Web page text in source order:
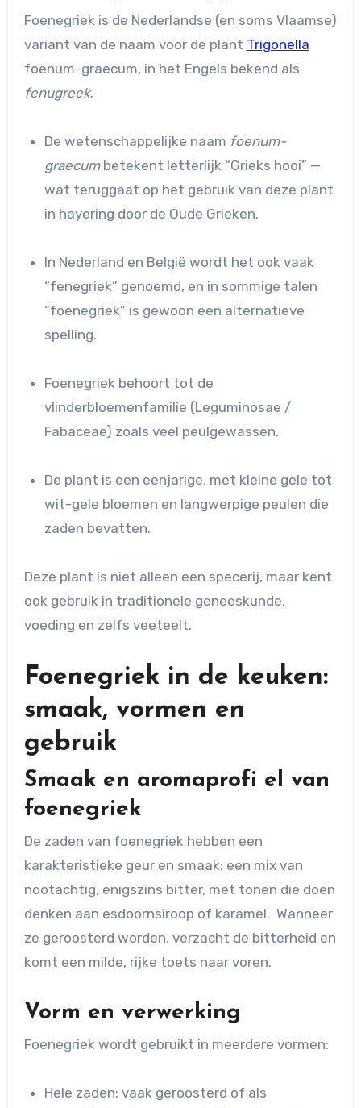
Foenegriek is de Nederlandse (en soms Vlaamse)
variant van de naam voor de plant Trigonella
foenum-graecum, in het Engels bekend als
fenugreek.
De wetenschappelijke naam foenum-
graecumbetekent letterlijk “Grieks hooi” —
wat teruggaat op het gebruik van deze plant
in hayering door de Oude Grieken.
In Nederland en België wordt het ook vaak
“fenegriek” genoemd, en in sommige talen
“foenegriek” is gewoon een alternatieve
spelling.
Foenegriek behoort tot de
vlinderbloemenfamilie (Leguminosae /
Fabaceae) zoals veel peulgewassen.
De plant is een eenjarige, met kleine gele tot
wit-gele bloemen en langwerpige peulen die
zaden bevatten.
Deze plant is niet alleen een specerij, maar kent
ook gebruik in traditionele geneeskunde,
voeding en zelfs veeteelt.
Foenegriek in de keuken:
smaak, vormen en
gebruik
Smaak en aromaprofi el van
foenegriek
De zaden van foenegriek hebben een
karakteristieke geur en smaak: een mix van
nootachtig, enigszins bitter, met tonen die doen
denken aan esdoornsiroop of karamel. Wanneer
ze geroosterd worden, verzacht de bitterheid en
komt een milde, rijke toets naar voren.
Vorm en verwerking
Foenegriek wordt gebruikt in meerdere vormen:
Hele zaden: vaak geroosterd of als